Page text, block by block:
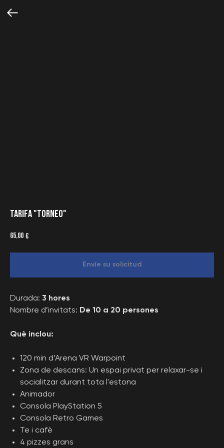
TARIFA "TORNEO"
65,00 €
Envíe su solicitud
Durada: 3 hores
Nombre d’invitats: De 10 a 20 persones
Què inclou:
120 min d’Arena VR Warpoint
Zona de descans: Un espai privat per relaxar-se i
socialitzar durant tota l'estona
Animador
Consola PlayStation 5
Consola Retro Games
Te i cafè
4 pizzes grans